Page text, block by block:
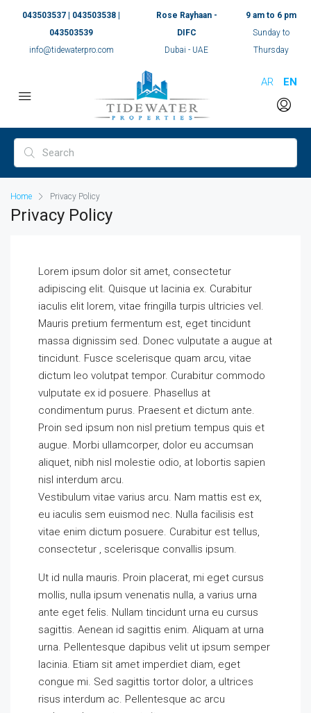
043503537 | 043503538 |
043503539
info@tidewaterpro.com
Rose Rayhaan -
DIFC
Dubai - UAE
9 am to 6 pm
Sunday to
Thursday
AR EN
Home Privacy Policy
Privacy Policy
Lorem ipsum dolor sit amet, consectetur
adipiscing elit. Quisque ut lacinia ex. Curabitur
iaculis elit lorem, vitae fringilla turpis ultricies vel.
Mauris pretium fermentum est, eget tincidunt
massa dignissim sed. Donec vulputate a augue at
tincidunt. Fusce scelerisque quam arcu, vitae
dictum leo volutpat tempor. Curabitur commodo
vulputate ex id posuere. Phasellus at
condimentum purus. Praesent et dictum ante.
Proin sed ipsum non nisl pretium tempus quis et
augue. Morbi ullamcorper, dolor eu accumsan
aliquet, nibh nisl molestie odio, at lobortis sapien
nisl interdum arcu.
Vestibulum vitae varius arcu. Nam mattis est ex,
eu iaculis sem euismod nec. Nulla facilisis est
vitae enim dictum posuere. Curabitur est tellus,
consectetur , scelerisque convallis ipsum.
Ut id nulla mauris. Proin placerat, mi eget cursus
mollis, nulla ipsum venenatis nulla, a varius urna
ante eget felis. Nullam tincidunt urna eu cursus
sagittis. Aenean id sagittis enim. Aliquam at urna
urna. Pellentesque dapibus velit ut ipsum semper
lacinia. Etiam sit amet imperdiet diam, eget
congue mi. Sed sagittis tortor dolor, a ultrices
risus interdum ac. Pellentesque ac arcu